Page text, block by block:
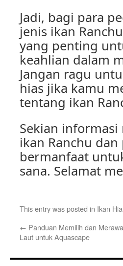
Jadi, bagi para
jenis ikan
yang penting
keahlian dalam
Jangan ragu
hias jika kamu
tentang ikan
Sekian
ikan Ranchu
bermanfaat
sana. Selamat
This entry was posted in Ikan
← Panduan Memilih dan
Laut untuk Aquascape